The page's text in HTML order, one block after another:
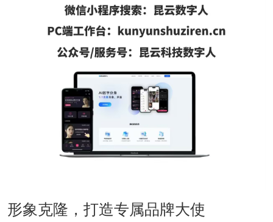
形象克隆，打造专属品牌大使